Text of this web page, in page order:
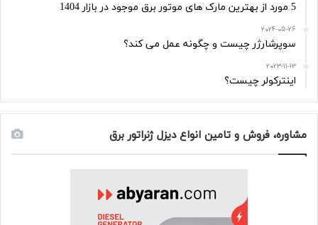
5 مورد از بهترین مارک های موتور برق موجود در بازار 1404
2024-05-26
سوپرشارژر چیست و چگونه عمل می کند؟
2023-11-13
اینترکولر چیست؟
مشاوره، فروش و تامین انواع دیزل ژنراتور برق